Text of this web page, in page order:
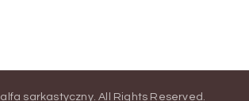
alfa sarkastyczny. All Rights Reserved.